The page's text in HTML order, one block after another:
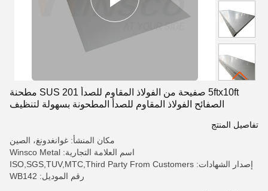
5ftx10ft صفيحة من الفولاذ المقاوم للصدأ SUS 201 مطحنة
الصفائح الفولاذ المقاوم للصدأ المطحونة بسهولة لتنظيف
تفاصيل المنتج
مكان المنشأ: غوانغدونغ، الصين
اسم العلامة التجارية: Winsco Metal
إصدار الشهادات: ISO,SGS,TUV,MTC,Third Party From Customers
رقم الموديل: WB142